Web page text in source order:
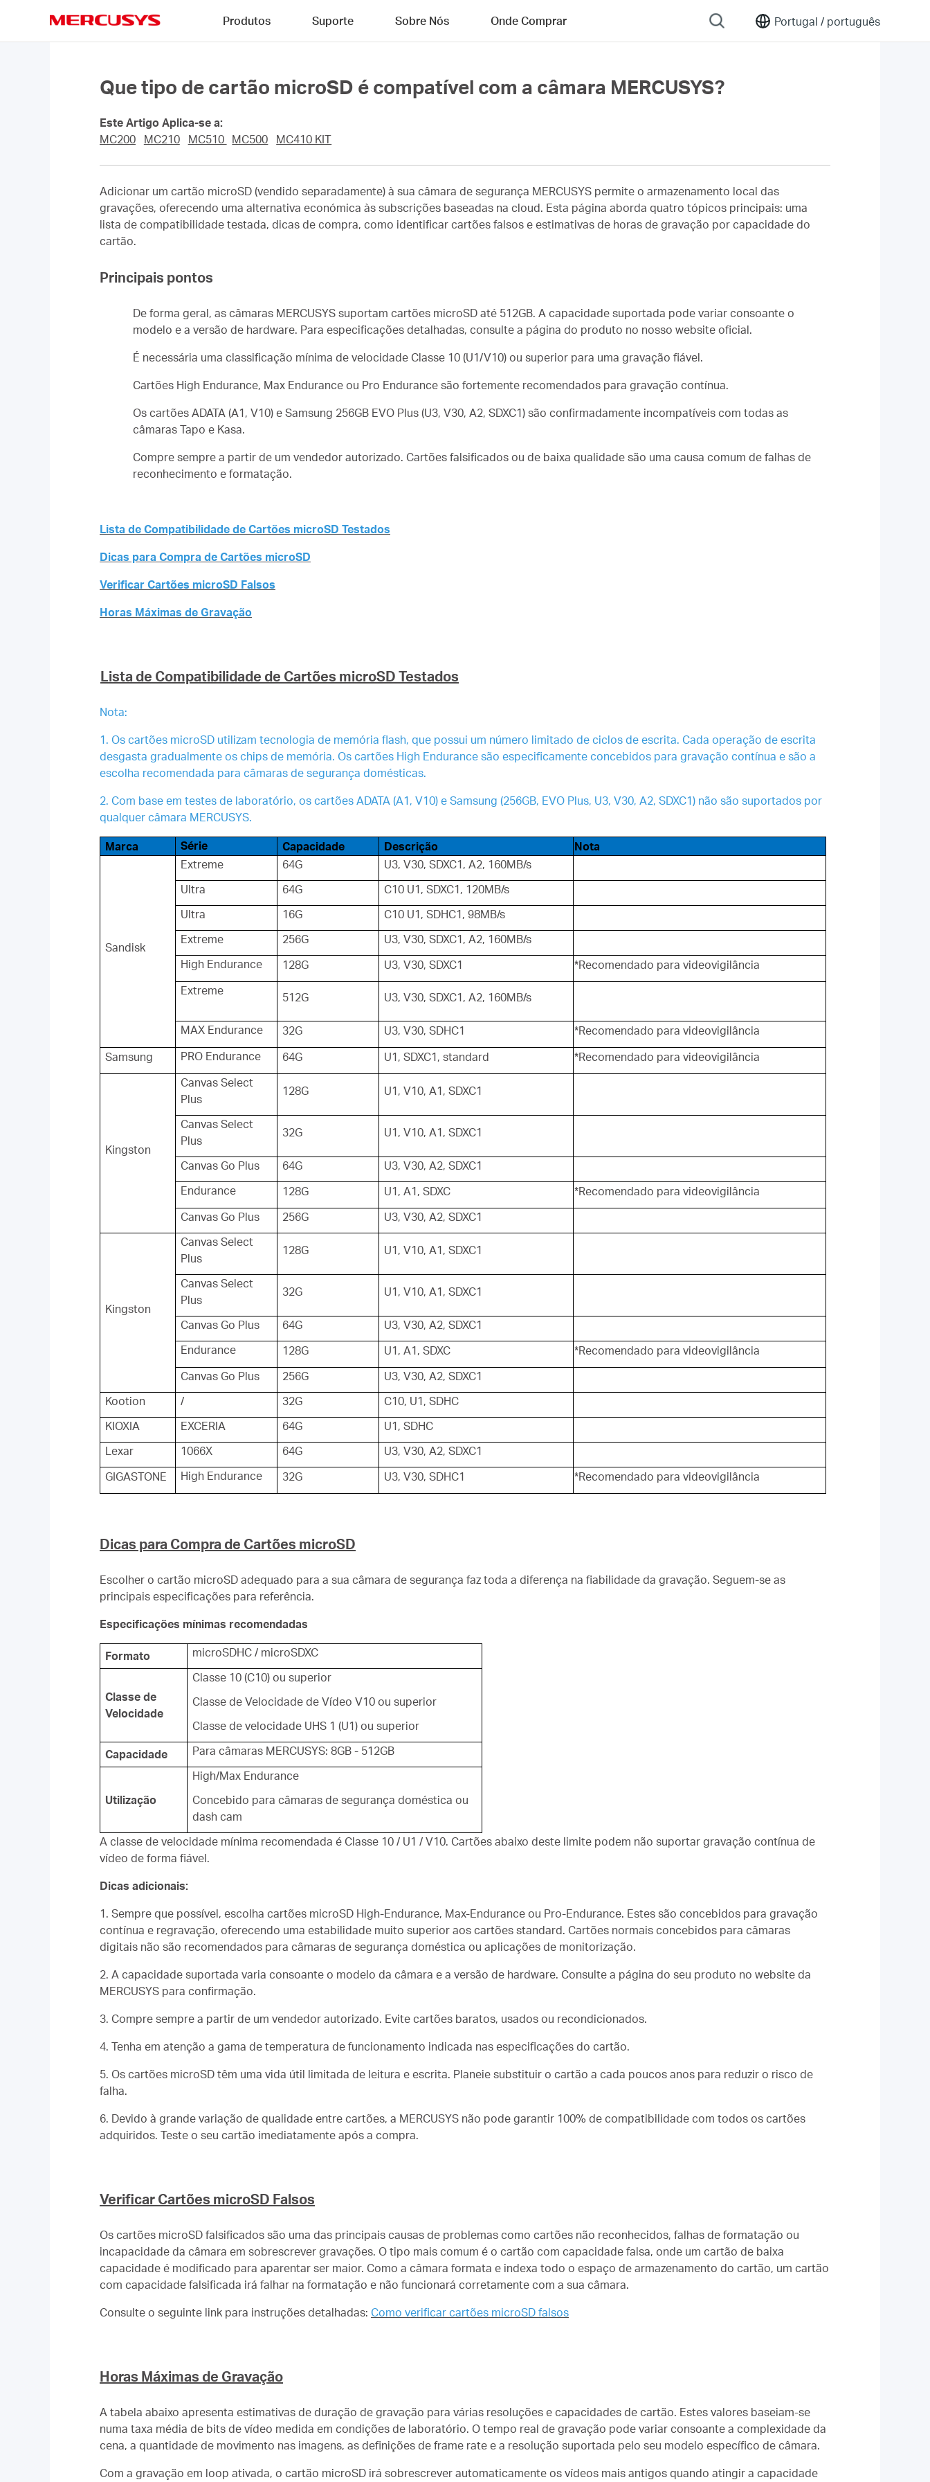
Portugal / português
Produtos Suporte Sobre Nós Onde Comprar
Que tipo de cartão microSD é compatível com a câmara MERCUSYS?
Este Artigo Aplica-se a:
MC200
MC210 MC510 MC500 MC410 KIT
Adicionar um cartão microSD (vendido separadamente) à sua câmara de segurança MERCUSYS permite o armazenamento local das
gravações, oferecendo uma alternativa económica às subscrições baseadas na cloud. Esta página aborda quatro tópicos principais: uma
lista de compatibilidade testada, dicas de compra, como identificar cartões falsos e estimativas de horas de gravação por capacidade do
cartão.
Principais pontos
De forma geral, as câmaras MERCUSYS suportam cartões microSD até 512GB. A capacidade suportada pode variar consoante o
modelo e a versão de hardware. Para especificações detalhadas, consulte a página do produto no nosso website oficial.
É necessária uma classificação mínima de velocidade Classe 10 (U1/V10) ou superior para uma gravação fiável.
Cartões High Endurance, Max Endurance ou Pro Endurance são fortemente recomendados para gravação contínua.
Os cartões ADATA (A1, V10) e Samsung 256GB EVO Plus (U3, V30, A2, SDXC1) são confirmadamente incompatíveis com todas as
câmaras Tapo e Kasa.
Compre sempre a partir de um vendedor autorizado. Cartões falsificados ou de baixa qualidade são uma causa comum de falhas de
reconhecimento e formatação.
Lista de Compatibilidade de Cartões microSD Testados
Dicas para Compra de Cartões microSD
Verificar Cartões microSD Falsos
Horas Máximas de Gravação
Lista de Compatibilidade de Cartões microSD Testados
Nota:
1. Os cartões microSD utilizam tecnologia de memória flash, que possui um número limitado de ciclos de escrita. Cada operação de escrita
desgasta gradualmente os chips de memória. Os cartões High Endurance são especificamente concebidos para gravação contínua e são a
escolha recomendada para câmaras de segurança domésticas.
2. Com base em testes de laboratório, os cartões ADATA (A1, V10) e Samsung (256GB, EVO Plus, U3, V30, A2, SDXC1) não são suportados por
qualquer câmara MERCUSYS.
Marca Série Capacidade Descrição Nota
Sandisk
Extreme 64G
U3, V30, SDXC1, A2, 160MB/s
Ultra
64G
C10 U1, SDXC1, 120MB/s
Ultra
16G
C10 U1, SDHC1, 98MB/s
Extreme
256G
U3, V30, SDXC1, A2, 160MB/s
High Endurance
128G U3, V30, SDXC1
*Recomendado para videovigilância
Extreme
512G U3, V30, SDXC1, A2, 160MB/s
MAX Endurance 32G U3, V30, SDHC1
*Recomendado para videovigilância
Samsung
PRO Endurance 64G U1, SDXC1, standard *Recomendado para videovigilância
Kingston
Canvas Select
Plus
128G U1, V10, A1, SDXC1
Canvas Select
Plus
32G U1, V10, A1, SDXC1
Canvas Go Plus 64G
U3, V30, A2, SDXC1
Endurance
128G U1, A1, SDXC
*Recomendado para videovigilância
Canvas Go Plus
256G U3, V30, A2, SDXC1
Kingston
Canvas Select
Plus
128G U1, V10, A1, SDXC1
Canvas Select
Plus
32G U1, V10, A1, SDXC1
Canvas Go Plus 64G
U3, V30, A2, SDXC1
Endurance
128G U1, A1, SDXC
*Recomendado para videovigilância
Canvas Go Plus
256G
U3, V30, A2, SDXC1
Kootion
/ 32G
C10, U1, SDHC
KIOXIA
EXCERIA 64G
U1, SDHC
Lexar
1066X 64G
U3, V30, A2, SDXC1
GIGASTONE
High Endurance 32G U3, V30, SDHC1 *Recomendado para videovigilância
Dicas para Compra de Cartões microSD
Escolher o cartão microSD adequado para a sua câmara de segurança faz toda a diferença na fiabilidade da gravação. Seguem-se as
principais especificações para referência.
Especificações mínimas recomendadas
Formato microSDHC / microSDXC
Classe de
Velocidade
Classe 10 (C10) ou superior
Classe de Velocidade de Vídeo V10 ou superior
Classe de velocidade UHS 1 (U1) ou superior
Capacidade Para câmaras MERCUSYS: 8GB - 512GB
Utilização
High/Max Endurance
Concebido para câmaras de segurança doméstica ou
dash cam
A classe de velocidade mínima recomendada é Classe 10 / U1 / V10. Cartões abaixo deste limite podem não suportar gravação contínua de
vídeo de forma fiável.
Dicas adicionais:
1. Sempre que possível, escolha cartões microSD High-Endurance, Max-Endurance ou Pro-Endurance. Estes são concebidos para gravação
contínua e regravação, oferecendo uma estabilidade muito superior aos cartões standard. Cartões normais concebidos para câmaras
digitais não são recomendados para câmaras de segurança doméstica ou aplicações de monitorização.
2. A capacidade suportada varia consoante o modelo da câmara e a versão de hardware. Consulte a página do seu produto no website da
MERCUSYS para confirmação.
3. Compre sempre a partir de um vendedor autorizado. Evite cartões baratos, usados ou recondicionados.
4. Tenha em atenção a gama de temperatura de funcionamento indicada nas especificações do cartão.
5. Os cartões microSD têm uma vida útil limitada de leitura e escrita. Planeie substituir o cartão a cada poucos anos para reduzir o risco de
falha.
6. Devido à grande variação de qualidade entre cartões, a MERCUSYS não pode garantir 100% de compatibilidade com todos os cartões
adquiridos. Teste o seu cartão imediatamente após a compra.
Verificar Cartões microSD Falsos
Os cartões microSD falsificados são uma das principais causas de problemas como cartões não reconhecidos, falhas de formatação ou
incapacidade da câmara em sobrescrever gravações. O tipo mais comum é o cartão com capacidade falsa, onde um cartão de baixa
capacidade é modificado para aparentar ser maior. Como a câmara formata e indexa todo o espaço de armazenamento do cartão, um cartão
com capacidade falsificada irá falhar na formatação e não funcionará corretamente com a sua câmara.
Consulte o seguinte link para instruções detalhadas: Como verificar cartões microSD falsos
Horas Máximas de Gravação
A tabela abaixo apresenta estimativas de duração de gravação para várias resoluções e capacidades de cartão. Estes valores baseiam-se
numa taxa média de bits de vídeo medida em condições de laboratório. O tempo real de gravação pode variar consoante a complexidade da
cena, a quantidade de movimento nas imagens, as definições de frame rate e a resolução suportada pelo seu modelo específico de câmara.
Com a gravação em loop ativada, o cartão microSD irá sobrescrever automaticamente os vídeos mais antigos quando atingir a capacidade